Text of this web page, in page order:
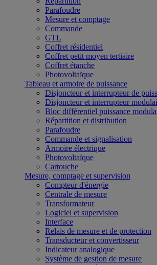
Parafoudre
Mesure et comptage
Commande
GTL
Coffret résidentiel
Coffret petit moyen tertiaire
Coffret étanche
Photovoltaïque
Tableau et armoire de puissance
Disjoncteur et interrupteur de
Disjoncteur et interrupteur
Bloc différentiel puissance
Répartition et distribution
Parafoudre
Commande et signalisation
Armoire électrique
Photovoltaïque
Cartouche
Mesure, comptage et supervision
Compteur d'énergie
Centrale de mesure
Transformateur
Logiciel et supervision
Interface
Relais de mesure et de protection
Transducteur et convertisseur
Indicateur analogique
Système de gestion de mesure